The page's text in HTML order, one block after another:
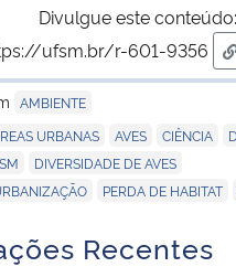
Divulgue este conteúdo:
ufsm.br/r-601-9356
AMBIENTE
URBANAS AVES CIÊNCIA
DIVERSIDADE DE AVES
PERDA DE HABITAT
Recentes